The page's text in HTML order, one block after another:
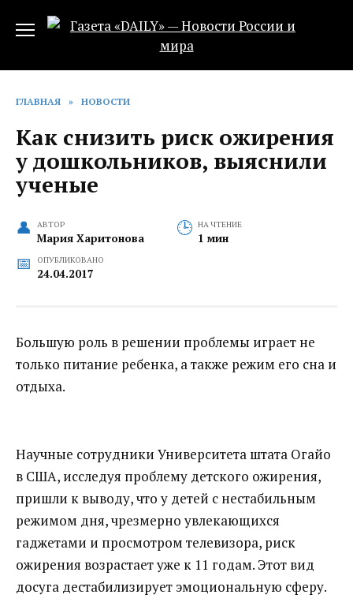
ГЛАВНАЯ » НОВОСТИ
Как снизить риск ожирения
у дошкольников, выяснили
ученые
АВТОР
Мария Харитонова
НА ЧТЕНИЕ
1 мин
ОПУБЛИКОВАНО
24.04.2017
Большую роль в решении проблемы играет не
только питание ребенка, а также режим его сна и
отдыха.
Научные сотрудники Университета штата Огайо
в США, исследуя проблему детского ожирения,
пришли к выводу, что у детей с нестабильным
режимом дня, чрезмерно увлекающихся
гаджетами и просмотром телевизора, риск
ожирения возрастает уже к 11 годам. Этот вид
досуга дестабилизирует эмоциональную сферу.